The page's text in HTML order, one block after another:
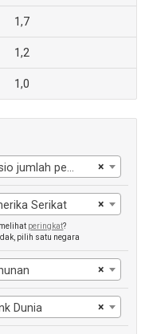
1,7
1,2
1,0
×
Rasio jumlah penduduk miskin pada $6,85 per hari
×
Serikat
peringkat?
pilih satu negara
×
×
Dunia